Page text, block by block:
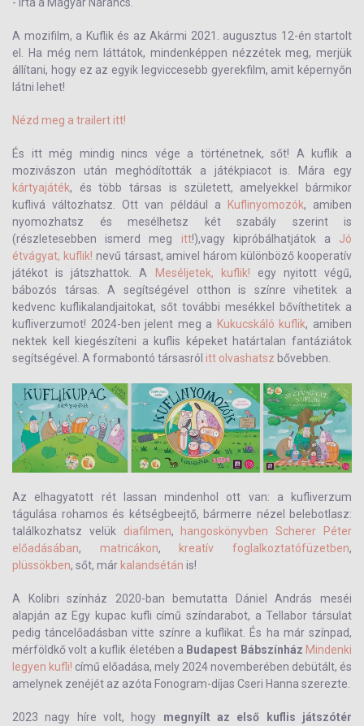
A mozifilm, a Kuflik és az Akármi 2021. augusztus 12-én startolt
el. Ha még nem láttátok, mindenképpen nézzétek meg, merjük
állítani, hogy ez az egyik legviccesebb gyerekfilm, amit képernyőn
látni lehet!
Nézd meg a trailert itt!
És itt még mindig nincs vége a történetnek, sőt! A kuflik a
mozivászon után meghódították a játékpiacot is. Mára egy
kártyajáték, és több társas is született, amelyekkel bármikor
kuflivá változhatsz. Ott van például a
Kuflinyomozók, amiben
nyomozhatsz és mesélhetsz két szabály szerint is
(részletesebben ismerd meg itt!),vagy kipróbálhatjátok a Jó
étvágyat, kuflik! nevű társast, amivel három különböző kooperatív
játékot is játszhattok. A
Meséljetek, kuflik! egy nyitott végű,
bábozós társas. A segítségével otthon is színre vihetitek a
kedvenc kuflikalandjaitokat, sőt további mesékkel bővíthetitek a
kufliverzumot! 2024-ben jelent meg a Kukucskáló kuflik, amiben
nektek kell kiegészíteni a kuflis képeket határtalan fantáziátok
segítségével. A formabontó társasról itt olvashatsz bővebben.
Az elhagyatott rét lassan mindenhol ott van: a kufliverzum
tágulása rohamos és kétségbeejtő, bármerre nézel belebotlasz:
találkozhatsz velük diafilmen, hangoskönyvben Scherer Péter
előadásában, matricákon, kreatív foglalkoztatófüzetben,
plüssökben, sőt, már kalandsétán is!
A Kolibri színház 2020-ban bemutatta Dániel András meséi
alapján az Egy kupac kufli című színdarabot, a Tellabor társulat
pedig táncelőadásban vitte színre a kuflikat. És ha már színpad,
mérföldkő volt a kuflik életében a Budapest Bábszínház Mindenki
legyen kufli! című előadása, mely 2024 novemberében debütált, és
amelynek zenéjét az azóta Fonogram-díjas Cseri Hanna szerezte.
2023 nagy híre volt, hogy megnyílt az első kuflis játszótér